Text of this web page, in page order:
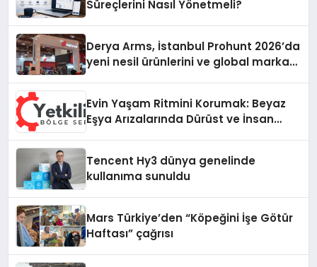
Süreçlerini Nasıl Yönetmeli?
Derya Arms, İstanbul Prohunt 2026’da
yeni nesil ürünlerini ve global marka
Evin Yaşam Ritmini Korumak: Beyaz
Eşya Arızalarında Dürüst ve İnsan
Tencent Hy3 dünya genelinde
kullanıma sunuldu
Mars Türkiye’den “Köpeğini İşe Götür
Haftası” çağrısı